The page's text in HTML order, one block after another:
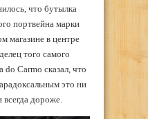
что бутылка
портвейна марки
магазине в центре
того самого
do Carmo сказал, что
это ни
всегда дороже.